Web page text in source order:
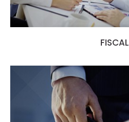
FISCAL